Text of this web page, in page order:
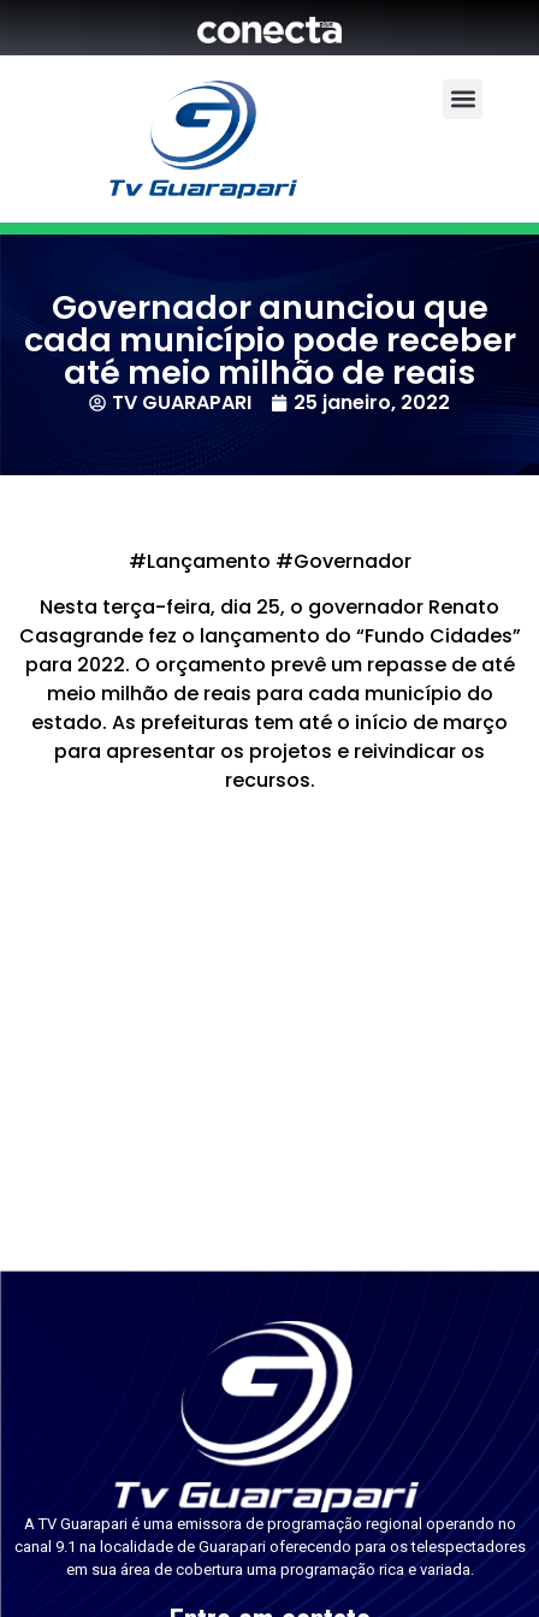
Governador anunciou que
cada município pode receber
até meio milhão de reais
TV GUARAPARI 25 janeiro, 2022
#Lançamento #Governador
Nesta terça-feira, dia 25, o governador Renato
Casagrande fez o lançamento do “Fundo Cidades”
para 2022. O orçamento prevê um repasse de até
meio milhão de reais para cada município do
estado. As prefeituras tem até o início de março
para apresentar os projetos e reivindicar os
recursos.
A TV Guarapari é uma emissora de programação regional operando no
canal 9.1 na localidade de Guarapari oferecendo para os telespectadores
em sua área de cobertura uma programação rica e variada.